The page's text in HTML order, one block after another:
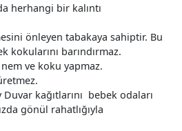
herhangi bir kalıntı
önleyen tabakaya sahiptir. Bu
kokularını barındırmaz.
ve koku yapmaz.
kağıtlarını bebek odaları
gönül rahatlığıyla